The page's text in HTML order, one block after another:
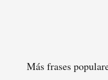
Más frases